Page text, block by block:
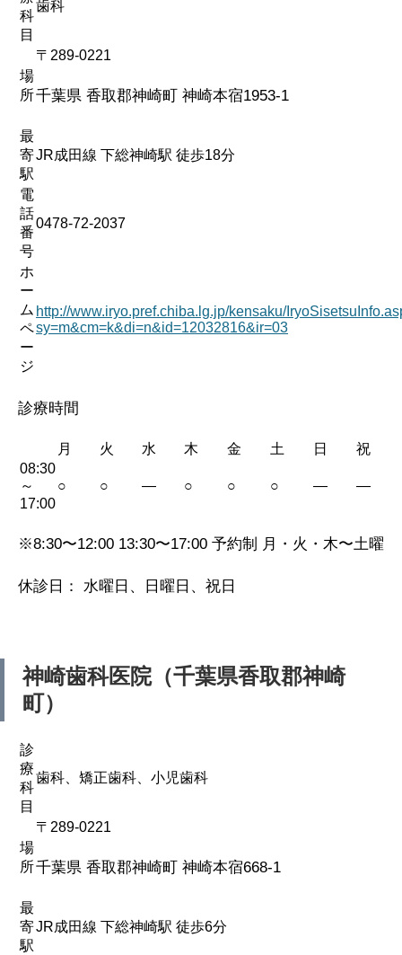
科
目
歯科
場
所
〒289-0221
千葉県 香取郡神崎町 神崎本宿1953-1
最
寄
駅
JR成田線 下総神崎駅 徒歩18分
電
話
番
号
0478-72-2037
ホ
ー
ム
ペ
ー
ジ
http://www.iryo.pref.chiba.lg.jp/kensaku/
sy=m&cm=k&di=n&id=12032816&ir=03
診療時間
月 火 水 木 金 土 日
祝
08:30
～
17:00
○ ○ — ○ ○ ○ — —
※8:30〜12:00 13:30〜17:00 予約制 月・火・木〜土曜
休診日： 水曜日、日曜日、祝日
神崎歯科医院（千葉県香取郡神崎
町）
診
療
科
目
歯科、矯正歯科、小児歯科
場
所
〒289-0221
千葉県 香取郡神崎町 神崎本宿668-1
最
寄
駅
JR成田線 下総神崎駅 徒歩6分